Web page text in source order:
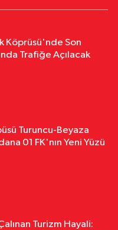
Köprüsü'nde Son
Trafiğe Açılacak
Turuncu-Beyaza
01 FK'nın Yeni Yüzü
Turizm Hayali: